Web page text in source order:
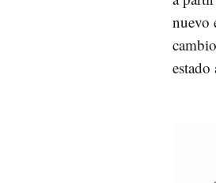
nuevo
estado